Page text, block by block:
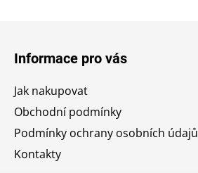
Informace pro vás
Jak nakupovat
Obchodní podmínky
Podmínky ochrany osobních údajů
Kontakty